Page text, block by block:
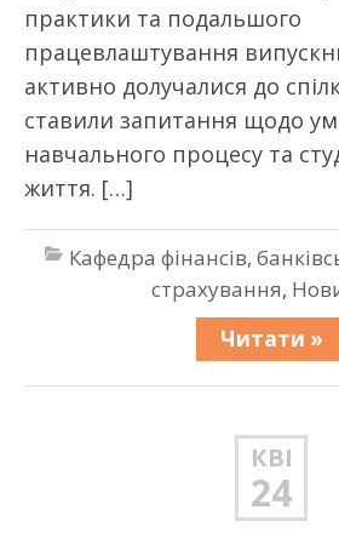
практики та подальшого
працевлаштування
активно долучалися до
ставили запитання щодо
навчального процесу та
життя. […]
Кафедра фінансів,
страхування,
Читати »
КВІ
24